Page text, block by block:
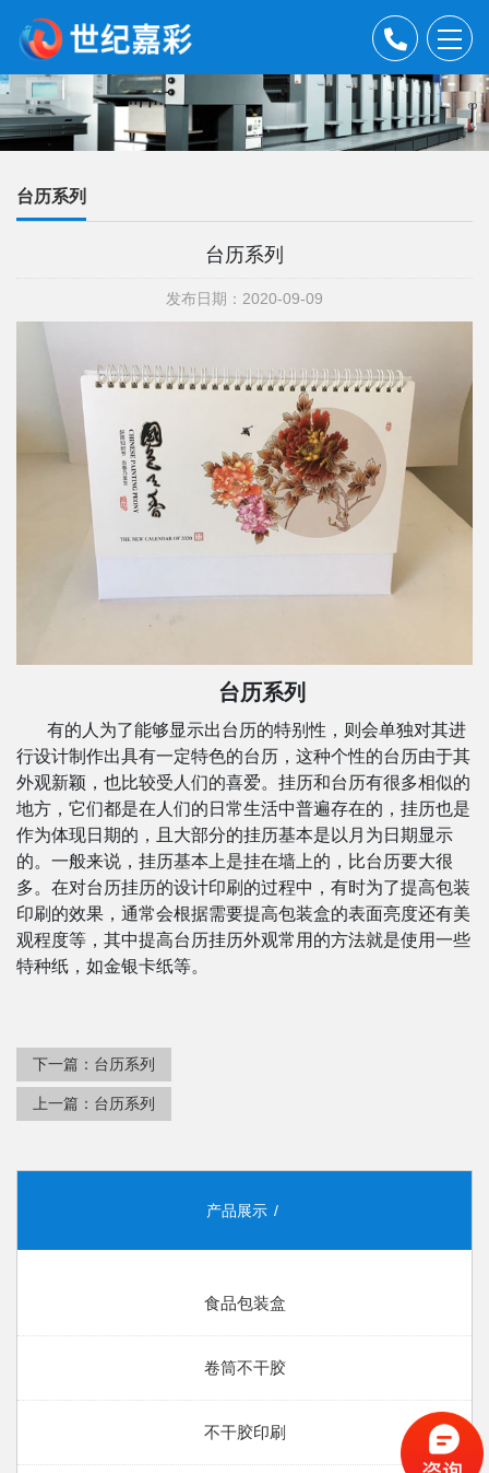
产品展示
食品包装盒
卷筒不干胶
不干胶印刷
台历系列
台历系列
发布日期：2020-09-09
台历系列
有的人为了能够显示出台历的特别性，则会单独对其进
行设计制作出具有一定特色的台历，这种个性的台历由于其
外观新颖，也比较受人们的喜爱。挂历和台历有很多相似的
地方，它们都是在人们的日常生活中普遍存在的，挂历也是
作为体现日期的，且大部分的挂历基本是以月为日期显示
的。一般来说，挂历基本上是挂在墙上的，比台历要大很
多。在对台历挂历的设计印刷的过程中，有时为了提高包装
印刷的效果，通常会根据需要提高包装盒的表面亮度还有美
观程度等，其中提高台历挂历外观常用的方法就是使用一些
特种纸，如金银卡纸等。
下一篇： 台历系列
上一篇： 台历系列